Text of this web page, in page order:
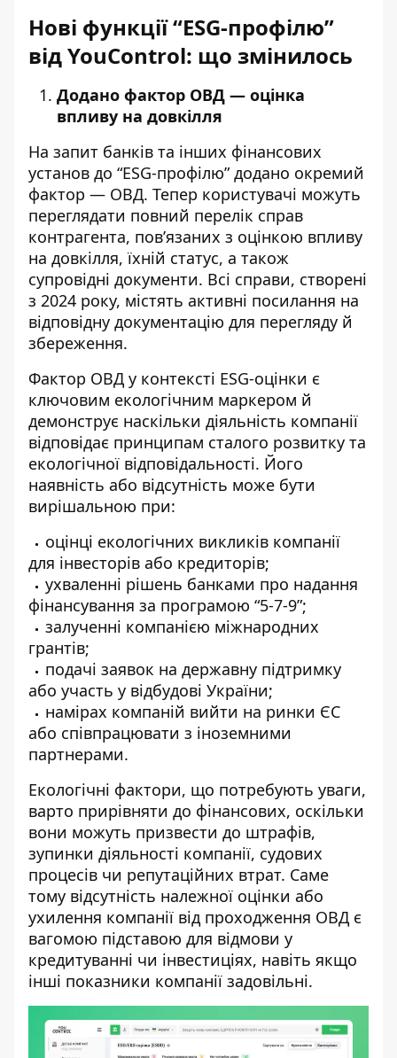
Нові функції “ESG-профілю”
від YouControl: що змінилось
Додано фактор ОВД — оцінка
впливу на довкілля
На запит банків та інших фінансових
установ до “ESG-профілю” додано окремий
фактор — ОВД. Тепер користувачі можуть
переглядати повний перелік справ
контрагента, пов’язаних з оцінкою впливу
на довкілля, їхній статус, а також
супровідні документи. Всі справи, створені
з 2024 року, містять активні посилання на
відповідну документацію для перегляду й
збереження.
Фактор ОВД у контексті ESG-оцінки є
ключовим екологічним маркером й
демонструє наскільки діяльність компанії
відповідає принципам сталого розвитку та
екологічної відповідальності. Його
наявність або відсутність може бути
вирішальною при:
оцінці екологічних викликів компанії
для інвесторів або кредиторів;
ухваленні рішень банками про надання
фінансування за програмою “5-7-9”;
залученні компанією міжнародних
грантів;
подачі заявок на державну підтримку
або участь у відбудові України;
намірах компаній вийти на ринки ЄС
або співпрацювати з іноземними
партнерами.
Екологічні фактори, що потребують уваги,
варто прирівняти до фінансових, оскільки
вони можуть призвести до штрафів,
зупинки діяльності компанії, судових
процесів чи репутаційних втрат. Саме
тому відсутність належної оцінки або
ухилення компанії від проходження ОВД є
вагомою підставою для відмови у
кредитуванні чи інвестиціях, навіть якщо
інші показники компанії задовільні.